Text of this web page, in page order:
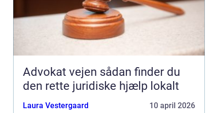
Advokat vejen sådan finder du
den rette juridiske hjælp lokalt
Laura Vestergaard 10 april 2026